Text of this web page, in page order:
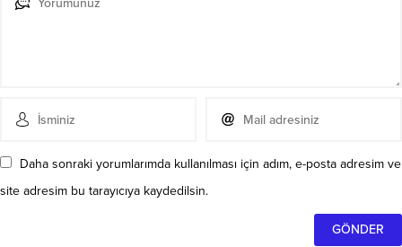
Daha sonraki yorumlarımda kullanılması için adım, e-posta adresim ve
site adresim bu tarayıcıya kaydedilsin.